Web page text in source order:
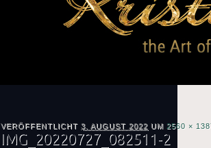
VERÖFFENTLICHT 3. AUGUST 2022 UM 2560 ×
IMG_20220727_082511-2